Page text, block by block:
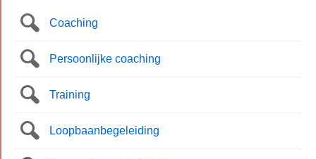
Coaching
Persoonlijke coaching
Training
Loopbaanbegeleiding